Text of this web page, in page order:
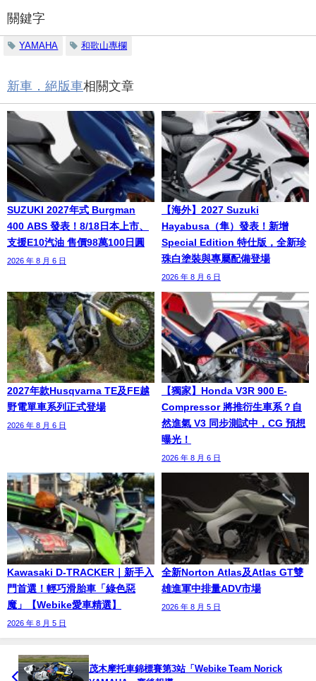
關鍵字
YAMAHA 和歌山專欄
新車．絕版車相關文章
SUZUKI 2027年式 Burgman
400 ABS 發表！8/18日本上市、
支援E10汽油 售價98萬100日圓
2026 年 8 月 6 日
【海外】2027 Suzuki
Hayabusa（隼）發表！新增
Special Edition 特仕版，全新珍
珠白塗裝與專屬配備登場
2026 年 8 月 6 日
2027年款Husqvarna TE及FE越
野電單車系列正式登場
2026 年 8 月 6 日
【獨家】Honda V3R 900 E-
Compressor 將推衍生車系？自
然進氣 V3 同步測試中，CG 預想
曝光！
2026 年 8 月 6 日
Kawasaki D-TRACKER｜新手入
門首選！輕巧滑胎車「綠色惡
魔」【Webike愛車精選】
2026 年 8 月 5 日
全新Norton Atlas及Atlas GT雙
雄進軍中排量ADV市場
2026 年 8 月 5 日
茂木摩托車錦標賽第3站「Webike Team Norick